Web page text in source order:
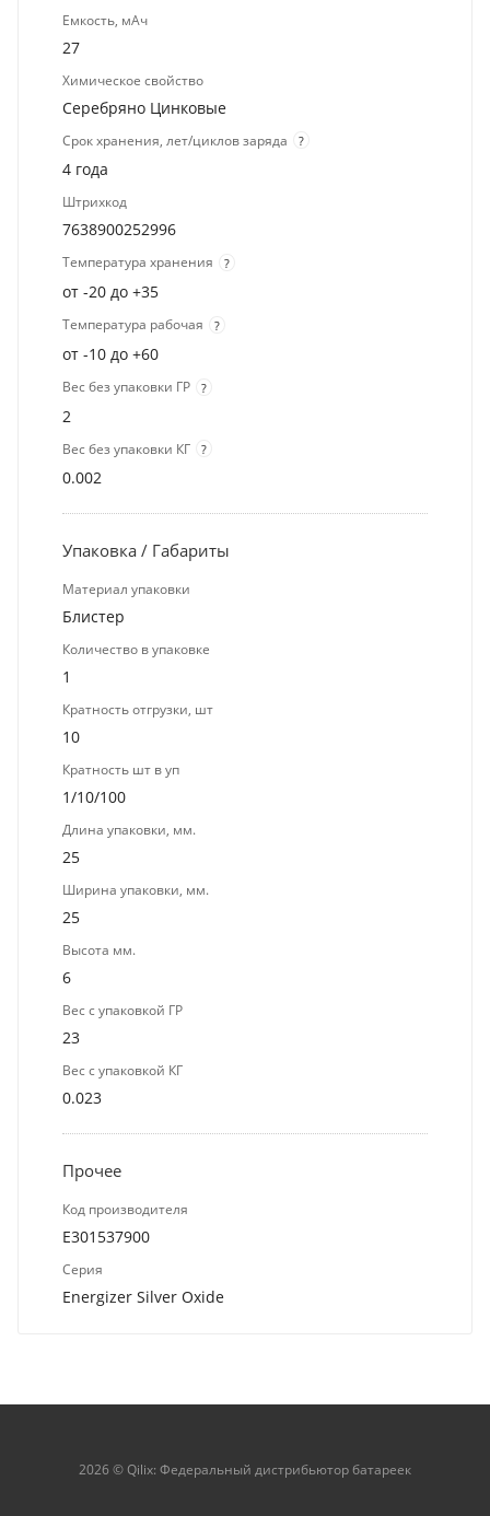
Емкость, мАч
27
Химическое свойство
Серебряно Цинковые
Срок хранения, лет/циклов заряда ?
4 года
Штрихкод
7638900252996
Температура хранения ?
от -20 до +35
Температура рабочая ?
от -10 до +60
Вес без упаковки ГР ?
2
Вес без упаковки КГ ?
0.002
Упаковка / Габариты
Материал упаковки
Блистер
Количество в упаковке
1
Кратность отгрузки, шт
10
Кратность шт в уп
1/10/100
Длина упаковки, мм.
25
Ширина упаковки, мм.
25
Высота мм.
6
Вес с упаковкой ГР
23
Вес с упаковкой КГ
0.023
Прочее
Код производителя
E301537900
Серия
Energizer Silver Oxide
2026 © Qilix: Федеральный дистрибьютор батареек